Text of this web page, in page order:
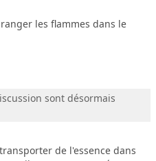
les flammes dans le
sont désormais
de l'essence dans